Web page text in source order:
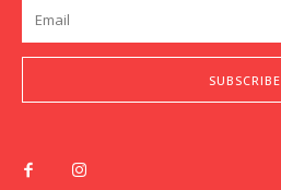
SUBSCRIBE